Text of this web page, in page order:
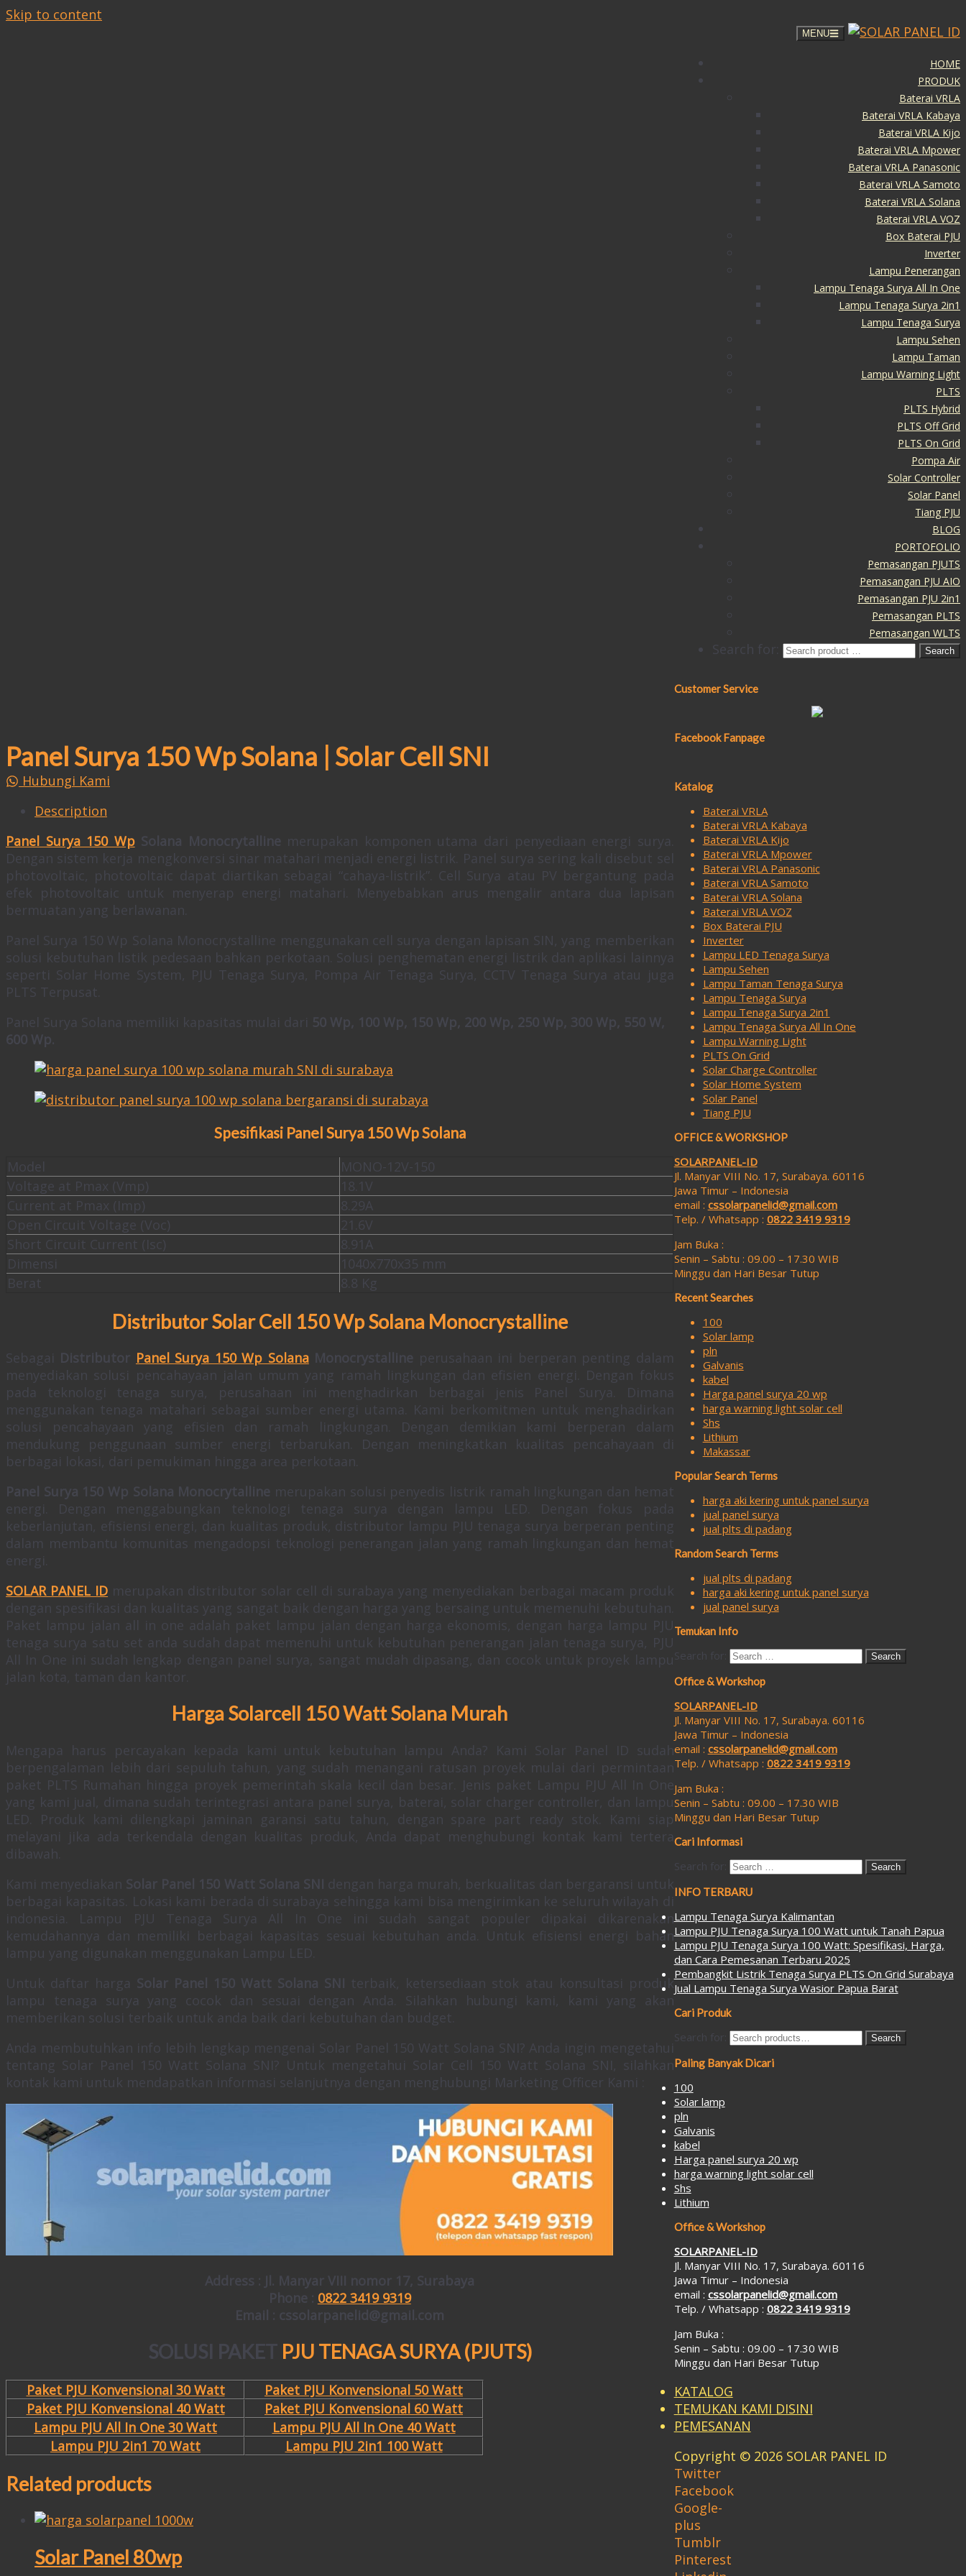
Skip to content
MENU
HOME
PRODUK
Baterai VRLA
Baterai VRLA Kabaya
Baterai VRLA Kijo
Baterai VRLA Mpower
Baterai VRLA Panasonic
Baterai VRLA Samoto
Baterai VRLA Solana
Baterai VRLA VOZ
Box Baterai PJU
Inverter
Lampu Penerangan
Lampu Tenaga Surya All In One
Lampu Tenaga Surya 2in1
Lampu Tenaga Surya
Lampu Sehen
Lampu Taman
Lampu Warning Light
PLTS
PLTS Hybrid
PLTS Off Grid
PLTS On Grid
Pompa Air
Solar Controller
Solar Panel
Tiang PJU
BLOG
PORTOFOLIO
Pemasangan PJUTS
Pemasangan PJU AIO
Pemasangan PJU 2in1
Pemasangan PLTS
Pemasangan WLTS
Search for:
Panel Surya 150 Wp Solana | Solar Cell SNI
Hubungi Kami
Description
Panel Surya 150 WpSolana Monocrytalline merupakan komponen utama dari penyediaan energi surya.
Dengan sistem kerja mengkonversi sinar matahari menjadi energi listrik. Panel surya sering kali disebut sel
photovoltaic, photovoltaic dapat diartikan sebagai “cahaya-listrik”. Cell Surya atau PV bergantung pada
efek photovoltaic untuk menyerap energi matahari. Menyebabkan arus mengalir antara dua lapisan
bermuatan yang berlawanan.
Panel Surya 150 Wp Solana Monocrystalline menggunakan cell surya dengan lapisan SIN, yang memberikan
solusi kebutuhan listik pedesaan bahkan perkotaan. Solusi penghematan energi listrik dan aplikasi lainnya
seperti Solar Home System, PJU Tenaga Surya, Pompa Air Tenaga Surya, CCTV Tenaga Surya atau juga
PLTS Terpusat.
Panel Surya Solana memiliki kapasitas mulai dari 50 Wp, 100 Wp, 150 Wp, 200 Wp, 250 Wp, 300 Wp, 550 W,
600 Wp.
Spesifikasi Panel Surya 150 Wp Solana
Model
MONO-12V-150
Voltage at Pmax (Vmp)
18.1V
Current at Pmax (Imp)
8.29A
Open Circuit Voltage (Voc)
21.6V
Short Circuit Current (Isc)
8.91A
Dimensi
1040x770x35 mm
Berat
8.8 Kg
Distributor Solar Cell 150 Wp Solana Monocrystalline
Sebagai Distributor Panel Surya 150 Wp SolanaMonocrystalline perusahaan ini berperan penting dalam
menyediakan solusi pencahayaan jalan umum yang ramah lingkungan dan efisien energi. Dengan fokus
pada teknologi tenaga surya, perusahaan ini menghadirkan berbagai jenis Panel Surya. Dimana
menggunakan tenaga matahari sebagai sumber energi utama. Kami berkomitmen untuk menghadirkan
solusi pencahayaan yang efisien dan ramah lingkungan. Dengan demikian kami berperan dalam
mendukung penggunaan sumber energi terbarukan. Dengan meningkatkan kualitas pencahayaan di
berbagai lokasi, dari pemukiman hingga area perkotaan.
Panel Surya 150 Wp Solana Monocrytalline merupakan solusi penyedis listrik ramah lingkungan dan hemat
energi. Dengan menggabungkan teknologi tenaga surya dengan lampu LED. Dengan fokus pada
keberlanjutan, efisiensi energi, dan kualitas produk, distributor lampu PJU tenaga surya berperan penting
dalam membantu komunitas mengadopsi teknologi penerangan jalan yang ramah lingkungan dan hemat
energi.
SOLAR PANEL ID merupakan distributor solar cell di surabaya yang menyediakan berbagai macam produk
dengan spesifikasi dan kualitas yang sangat baik dengan harga yang bersaing untuk memenuhi kebutuhan.
Paket lampu jalan all in one adalah paket lampu jalan dengan harga ekonomis, dengan harga lampu PJU
tenaga surya satu set anda sudah dapat memenuhi untuk kebutuhan penerangan jalan tenaga surya, PJU
All In One ini sudah lengkap dengan panel surya, sangat mudah dipasang, dan cocok untuk proyek lampu
jalan kota, taman dan kantor.
Harga Solarcell 150 Watt Solana Murah
Mengapa harus percayakan kepada kami untuk kebutuhan lampu Anda? Kami Solar Panel ID sudah
berpengalaman lebih dari sepuluh tahun, yang sudah menangani ratusan proyek mulai dari permintaan
paket PLTS Rumahan hingga proyek pemerintah skala kecil dan besar. Jenis paket Lampu PJU All In One
yang kami jual, dimana sudah terintegrasi antara panel surya, baterai, solar charger controller, dan lampu
LED. Produk kami dilengkapi jaminan garansi satu tahun, dengan spare part ready stok. Kami siap
melayani jika ada terkendala dengan kualitas produk, Anda dapat menghubungi kontak kami tertera
dibawah.
Kami menyediakan Solar Panel 150 Watt Solana SNI dengan harga murah, berkualitas dan bergaransi untuk
berbagai kapasitas. Lokasi kami berada di surabaya sehingga kami bisa mengirimkan ke seluruh wilayah di
indonesia. Lampu PJU Tenaga Surya All In One ini sudah sangat populer dipakai dikarenakan
kemudahannya dan memiliki berbagai kapasitas sesuai kebutuhan anda. Untuk efisiensi energi bahan
lampu yang digunakan menggunakan Lampu LED.
Untuk daftar harga Solar Panel 150 Watt Solana SNI terbaik, ketersediaan stok atau konsultasi produk
lampu tenaga surya yang cocok dan sesuai dengan Anda. Silahkan hubungi kami, kami yang akan
memberikan solusi terbaik untuk anda baik dari kebutuhan dan budget.
Anda membutuhkan info lebih lengkap mengenai Solar Panel 150 Watt Solana SNI? Anda ingin mengetahui
tentang Solar Panel 150 Watt Solana SNI? Untuk mengetahui Solar Cell 150 Watt Solana SNI, silahkan
kontak kami untuk mendapatkan informasi selanjutnya dengan menghubungi Marketing Officer Kami :
Address : Jl. Manyar VIII nomor 17, Surabaya
Phone : 0822 3419 9319
Email : cssolarpanelid@gmail.com
SOLUSI PAKET PJU TENAGA SURYA (PJUTS)
Paket PJU Konvensional 30 Watt
Paket PJU Konvensional 50 Watt
Paket PJU Konvensional 40 Watt
Paket PJU Konvensional 60 Watt
Lampu PJU All In One 30 Watt
Lampu PJU All In One 40 Watt
Lampu PJU 2in1 70 Watt
Lampu PJU 2in1 100 Watt
Related products
Solar Panel 80wp
Customer Service
Facebook Fanpage
Katalog
Baterai VRLA
Baterai VRLA Kabaya
Baterai VRLA Kijo
Baterai VRLA Mpower
Baterai VRLA Panasonic
Baterai VRLA Samoto
Baterai VRLA Solana
Baterai VRLA VOZ
Box Baterai PJU
Inverter
Lampu LED Tenaga Surya
Lampu Sehen
Lampu Taman Tenaga Surya
Lampu Tenaga Surya
Lampu Tenaga Surya 2in1
Lampu Tenaga Surya All In One
Lampu Warning Light
PLTS On Grid
Solar Charge Controller
Solar Home System
Solar Panel
Tiang PJU
OFFICE & WORKSHOP
SOLARPANEL-ID
Jl. Manyar VIII No. 17, Surabaya. 60116
Jawa Timur – Indonesia
email : cssolarpanelid@gmail.com
Telp. / Whatsapp : 0822 3419 9319
Jam Buka :
Senin – Sabtu : 09.00 – 17.30 WIB
Minggu dan Hari Besar Tutup
Recent Searches
100
Solar lamp
pln
Galvanis
kabel
Harga panel surya 20 wp
harga warning light solar cell
Shs
Lithium
Makassar
Popular Search Terms
harga aki kering untuk panel surya
jual panel surya
jual plts di padang
Random Search Terms
jual plts di padang
harga aki kering untuk panel surya
jual panel surya
Temukan Info
Search for:
Office & Workshop
SOLARPANEL-ID
Jl. Manyar VIII No. 17, Surabaya. 60116
Jawa Timur – Indonesia
email : cssolarpanelid@gmail.com
Telp. / Whatsapp : 0822 3419 9319
Jam Buka :
Senin – Sabtu : 09.00 – 17.30 WIB
Minggu dan Hari Besar Tutup
Cari Informasi
Search for:
INFO TERBARU
Lampu Tenaga Surya Kalimantan
Lampu PJU Tenaga Surya 100 Watt untuk Tanah Papua
Lampu PJU Tenaga Surya 100 Watt: Spesifikasi, Harga,
dan Cara Pemesanan Terbaru 2025
Pembangkit Listrik Tenaga Surya PLTS On Grid Surabaya
Jual Lampu Tenaga Surya Wasior Papua Barat
Cari Produk
Search for: Search
Paling Banyak Dicari
100
Solar lamp
pln
Galvanis
kabel
Harga panel surya 20 wp
harga warning light solar cell
Shs
Lithium
Office & Workshop
SOLARPANEL-ID
Jl. Manyar VIII No. 17, Surabaya. 60116
Jawa Timur – Indonesia
email : cssolarpanelid@gmail.com
Telp. / Whatsapp : 0822 3419 9319
Jam Buka :
Senin – Sabtu : 09.00 – 17.30 WIB
Minggu dan Hari Besar Tutup
KATALOG
TEMUKAN KAMI DISINI
PEMESANAN
Copyright © 2026 SOLAR PANEL ID
Twitter
Facebook
Google-
plus
Tumblr
Pinterest